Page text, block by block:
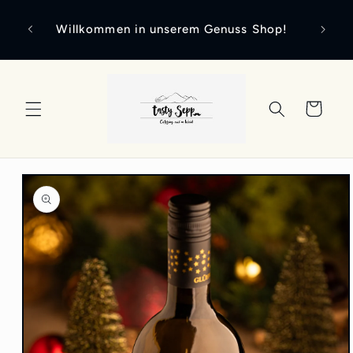
InhaltWillkommen in unserem Genuss Shop!
von
Warenkorb